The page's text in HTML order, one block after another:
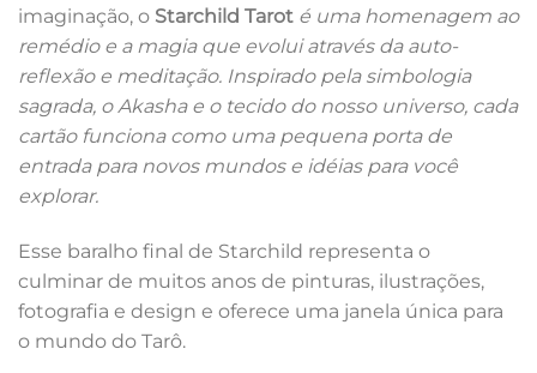
imaginação, o Starchild Tarot é uma homenagem ao
remédio e a magia que evolui através da auto-
reflexão e meditação. Inspirado pela simbologia
sagrada, o Akasha e o tecido do nosso universo, cada
cartão funciona como uma pequena porta de
entrada para novos mundos e idéias para você
explorar.
Esse baralho final de Starchild representa o
culminar de muitos anos de pinturas, ilustrações,
fotografia e design e oferece uma janela única para
o mundo do Tarô.